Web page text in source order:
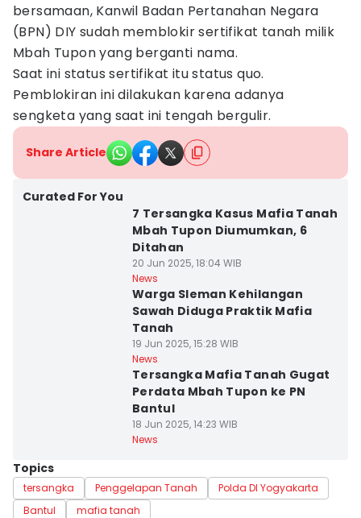
bersamaan, Kanwil Badan Pertanahan Negara
(BPN) DIY sudah memblokir sertifikat tanah milik
Mbah Tupon yang berganti nama.
Saat ini status sertifikat itu status quo.
Pemblokiran ini dilakukan karena adanya
sengketa yang saat ini tengah bergulir.
Share Article
Curated For You
7 Tersangka Kasus Mafia Tanah
Mbah Tupon Diumumkan, 6
Ditahan
20 Jun 2025, 18:04 WIB
News
Warga Sleman Kehilangan
Sawah Diduga Praktik Mafia
Tanah
19 Jun 2025, 15:28 WIB
News
Tersangka Mafia Tanah Gugat
Perdata Mbah Tupon ke PN
Bantul
18 Jun 2025, 14:23 WIB
News
Topics
tersangka Penggelapan Tanah
Polda DI Yogyakarta
Bantul
mafia tanah